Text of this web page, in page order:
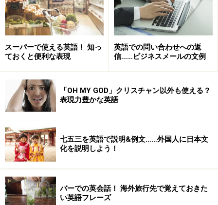
ます。こうすることで、形容詞のように使えます。例え
ば、「35歳の日本人男性」なら、a 35 year-old Japanese
manとなります。35 year"s"-oldとはならないことに気を
つけましょう。
七五三の英語例文2：七五三はどんな行事？
子どもの健やかな成長を祝う伝統行事です。
Shici-go-san is a traditional event to celebrate the
healthy growth of children as they turn three, five, and
seven years of age.
turn～で、「～歳になる」の意味です。Turnはもともと
「回す・回る」という意味があります。覚え方として
スーパーで使える英語！ 知っ
ておくと便利な表現
英語での問い合わせへの返
信……ビジネスメールの文例
「OH MY GOD」クリスチャン以外も使える？
表現力豊かな英語
七五三を英語で説明&例文……外国人に日本文
化を説明しよう！
バーでの英会話！ 海外旅行先で覚えておきた
い英語フレーズ